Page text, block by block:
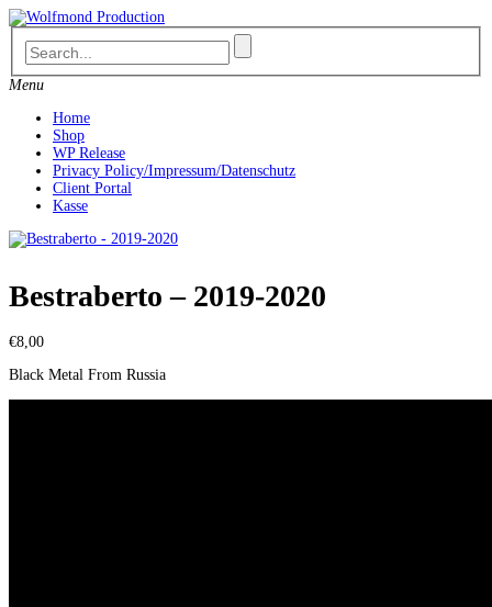
Skip
to
content
Menu
Home
Shop
WP Release
Privacy Policy/Impressum/Datenschutz
Client Portal
Kasse
Bestraberto – 2019-2020
€8,00
Black Metal From Russia